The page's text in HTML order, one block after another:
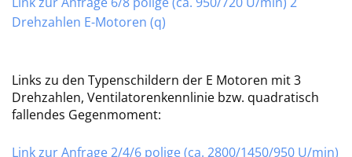
Drehzahlen E-Motoren (q)
Links zu den Typenschildern der E Motoren mit 3
Drehzahlen, Ventilatorenkennlinie bzw. quadratisch
fallendes Gegenmoment:
Link zur Anfrage 2/4/6 polige (ca. 2800/1450/950 U/min)